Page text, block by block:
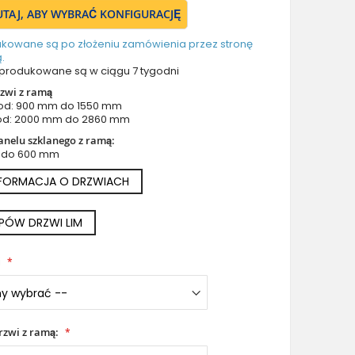
Drzwi z prawym naświetlem
Drzwi z górnym i lewym naświetlem
Drzwi z górnym i prawym naświetlem
Drzwi z lewym i prawym naświetlem
Szklane drzwi pivot
Szklane aluminiowe drzwi wejściowe
Okna aluminiowe
ABY WYBRAĆ KONFIGURACJĘ
są po złożeniu zamówienia przez stronę
są w ciągu 7 tygodni
z ramą
900 mm do 1550 mm
2000 mm do 2860 mm
szklanego z ramą:
600 mm
O DRZWIACH
DRZWI LIM
z ramą: